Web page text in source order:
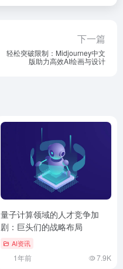
下一篇
轻松突破限制：Midjourney中文
版助力高效AI绘画与设计
量子计算领域的人才竞争加
剧：巨头们的战略布局
AI资讯
1年前 7.9K